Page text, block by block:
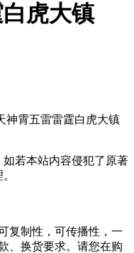
虎大镇
若本站内容侵犯了原著
复制性，可传播性，一
、换货要求。请您在购